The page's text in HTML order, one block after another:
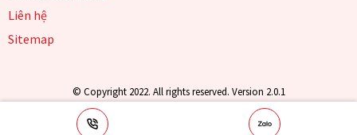
Liên hệ
Sitemap
© Copyright 2022. All rights reserved. Version 2.0.1